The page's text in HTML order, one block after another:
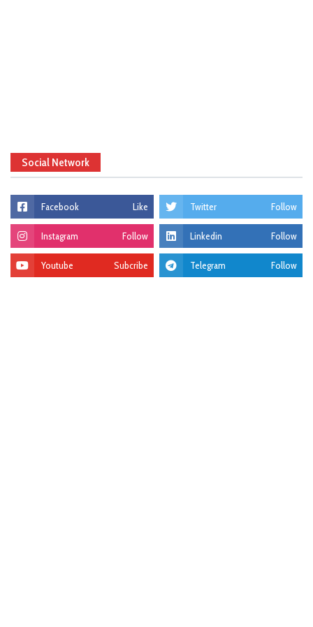
Social Network
Facebook Like Twitter Follow
Instagram Follow Linkedin Follow
Youtube Subcribe Telegram Follow